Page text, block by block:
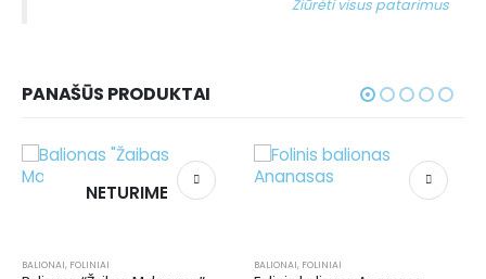
Žiūrėti visus patarimus
PANAŠŪS PRODUKTAI